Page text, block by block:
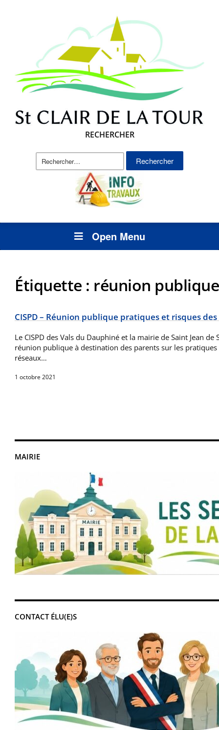
RECHERCHER
Rechercher :
Open Menu
MAIRIE
CONTACT ÉLU(E)S
Étiquette : réunion publique
CISPD – Réunion publique pratiques et risques
Le CISPD des Vals du Dauphiné et la mairie de Saint Jean
réunion publique à destination des parents sur les pratiques
réseaux…
1 octobre 2021